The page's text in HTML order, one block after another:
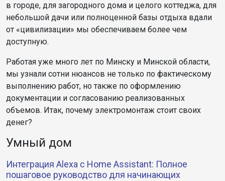
в городе, для загородного дома и целого коттеджа, для
небольшой дачи или полноценной базы отдыха вдали
от «цивилизации» мы обеспечиваем более чем
доступную.
Работая уже много лет по Минску и Минской области,
мы узнали сотни нюансов не только по фактическому
выполнению работ, но также по оформлению
документации и согласованию реализованных
объемов. Итак, почему электромонтаж стоит своих
денег?
Умный дом
Интеграция Alexa с Home Assistant: Полное
пошаговое руководство для начинающих